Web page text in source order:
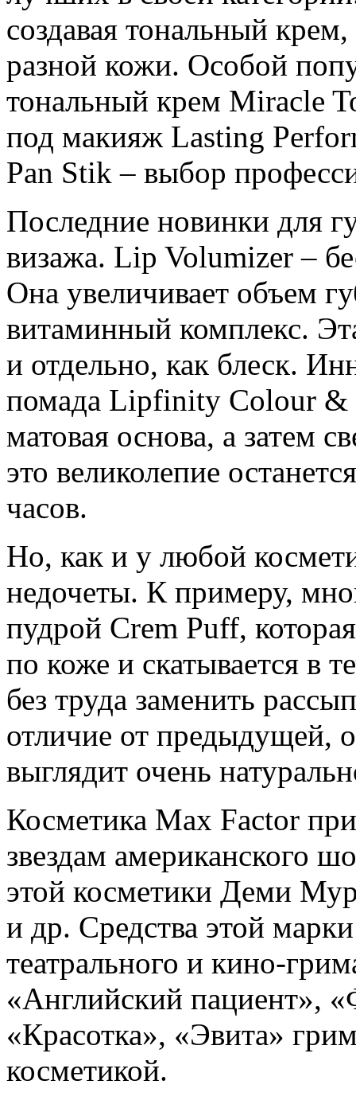
создавая тональный
разной кожи. Особой
тональный крем Miracle
под макияж Lasting
Pan Stik – выбор
Последние новинки для
визажа. Lip Volumizer –
Она увеличивает объем
витаминный комплекс.
и отдельно, как блеск.
помада Lipfinity Colour &
матовая основа, а затем
это великолепие
часов.
Но, как и у любой
недочеты. К примеру,
пудрой Crem Puff,
по коже и скатывается в
без труда заменить
отличие от предыдущей,
выглядит очень
Косметика Max Factor
звездам американского
этой косметики Деми
и др. Средства этой
театрального и кино-
«Английский пациент»,
«Красотка», «Эвита»
косметикой.